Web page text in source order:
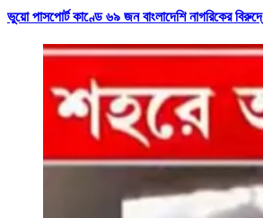
ভুয়ো পাসপোর্ট কাণ্ডে ৬৯ জন বাংলাদেশি নাগরিকের